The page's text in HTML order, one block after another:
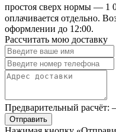
простоя сверх нормы — 1
оплачивается отдельно.
оформлении до 12:00.
Рассчитать мою доставку
Предварительный расчёт:
Отправить